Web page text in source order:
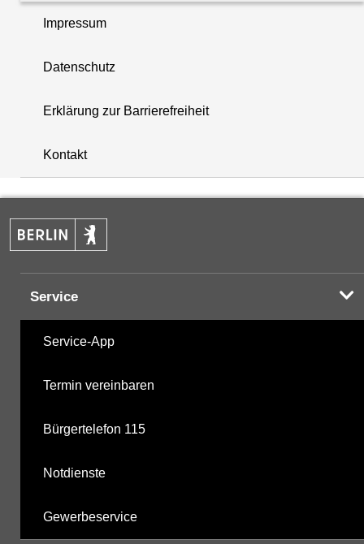
+
−
Impressum
Datenschutz
Erklärung zur Barrierefreiheit
Kontakt
Service
Service-App
Termin vereinbaren
Bürgertelefon 115
Notdienste
Gewerbeservice